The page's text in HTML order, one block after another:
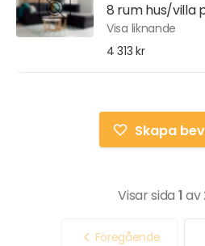
8 rum hus/villa
Visa liknande
4 313 kr
Skapa
Visar sida 1av
Föregående